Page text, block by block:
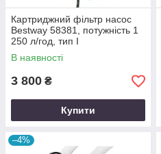
Картриджний фільтр насос
Bestway 58381, потужність 1
250 л/год, тип I
В наявності
3 800 ₴
Купити
–4%